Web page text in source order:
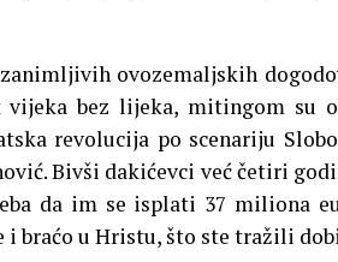
ovozemaljskih
vijeka bez lijeka, mitingom su
revolucija po scenariju
Bivši dakićevci već četiri
da im se isplati 37 miliona
i braćo u Hristu, što ste tražili